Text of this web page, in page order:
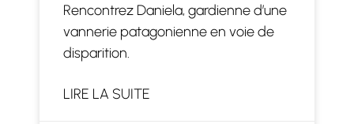
Rencontrez Daniela, gardienne d’une
vannerie patagonienne en voie de
disparition.
LIRE LA SUITE